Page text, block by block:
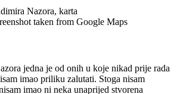
taken from Google Maps
jedna je od onih u koje nikad prije rada
imao priliku zalutati. Stoga nisam
imao ni neka unaprijed stvorena